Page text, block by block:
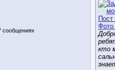
сообщениях
кто